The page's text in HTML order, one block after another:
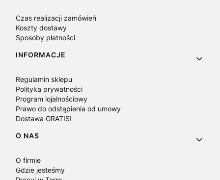
Czas realizacji zamówień
Koszty dostawy
Sposoby płatności
INFORMACJE
Regulamin sklepu
Polityka prywatności
Program lojalnościowy
Prawo do odstąpienia od umowy
Dostawa GRATIS!
O NAS
O firmie
Gdzie jesteśmy